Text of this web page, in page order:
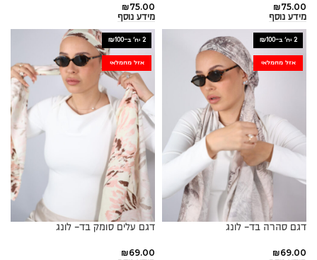
₪75.00
מידע נוסף
₪75.00
מידע נוסף
2 יח׳ ב-₪100
אזל מהמלאי
דגם סהרה בד- לונג
₪69.00
2 יח׳ ב-₪100
אזל מהמלאי
דגם עלים סומק בד- לונג
₪69.00